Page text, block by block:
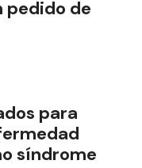
pedido de
para
síndrome